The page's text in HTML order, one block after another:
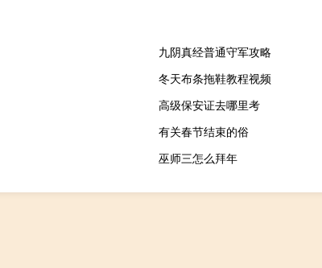
九阴真经普通守军攻略
冬天布条拖鞋教程视频
高级保安证去哪里考
有关春节结束的俗
巫师三怎么拜年